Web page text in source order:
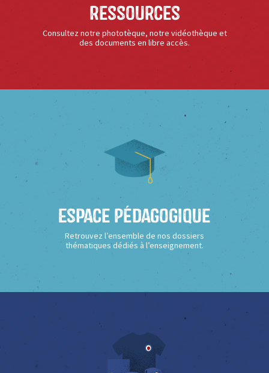
Ressources
Consultez notre phototèque, notre vidéothèque et
des documents en libre accès.
Espace Pédagogique
Retrouvez l’ensemble de nos dossiers
thématiques dédiés à l’enseignement.